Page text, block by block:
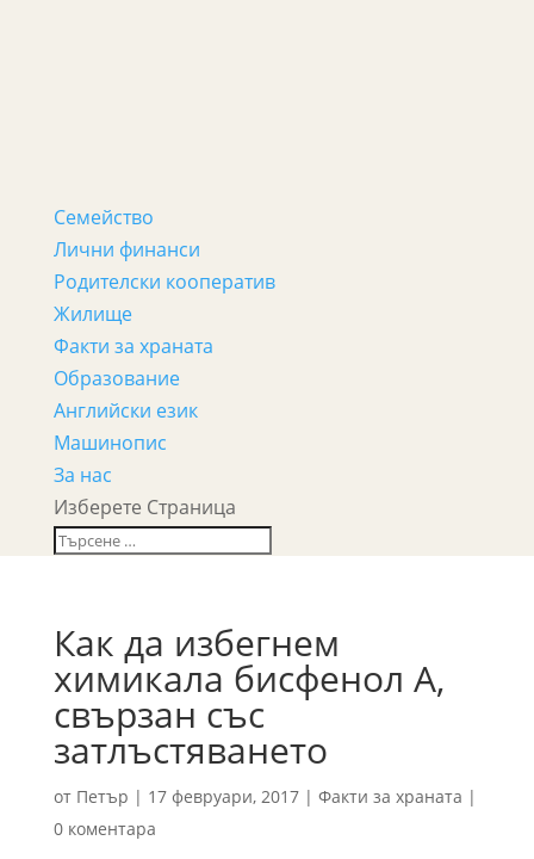
Семейство
Лични финанси
Родителски кооператив
Жилище
Факти за храната
Образование
Английски език
Машинопис
За нас
Изберете Страница
Как да избегнем
химикала бисфенол А,
свързан със
затлъстяването
от Петър | 17 февруари, 2017| Факти за храната |
0 коментара